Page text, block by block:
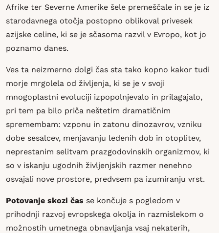
Afrike ter Severne Amerike šele premeščale in se je iz
starodavnega otočja postopno oblikoval privesek
azijske celine, ki se je sčasoma razvil v Evropo, kot jo
poznamo danes.
Ves ta neizmerno dolgi čas sta tako kopno kakor tudi
morje mrgolela od življenja, ki se je v svoji
mnogoplastni evoluciji izpopolnjevalo in prilagajalo,
pri tem pa bilo priča neštetim dramatičnim
spremembam: vzponu in zatonu dinozavrov, vzniku
dobe sesalcev, menjavanju ledenih dob in otoplitev,
neprestanim selitvam prazgodovinskih organizmov, ki
so v iskanju ugodnih življenjskih razmer nenehno
osvajali nove prostore, predvsem pa izumiranju vrst.
Potovanje skozi čas se končuje s pogledom v
prihodnji razvoj evropskega okolja in razmislekom o
možnostih umetnega obnavljanja vsaj nekaterih,